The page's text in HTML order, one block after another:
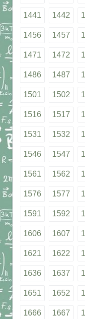
1441 1442
1456 1457
1471 1472
1486 1487
1501 1502
1516 1517
1531 1532
1546 1547
1561 1562
1576 1577
1591 1592
1606 1607
1621 1622
1636 1637
1651 1652
1666 1667